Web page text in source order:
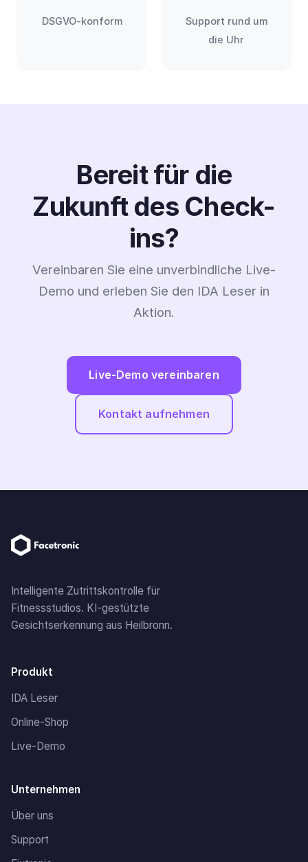
DSGVO-konform
Support rund um
die Uhr
Bereit für die
Zukunft des Check-
ins?
Vereinbaren Sie eine unverbindliche Live-
Demo und erleben Sie den IDA Leser in
Aktion.
Live-Demo vereinbaren
Kontakt aufnehmen
Intelligente Zutrittskontrolle für
Fitnessstudios. KI-gestützte
Gesichtserkennung aus Heilbronn.
Produkt
IDA Leser
Online-Shop
Live-Demo
Unternehmen
Über uns
Support